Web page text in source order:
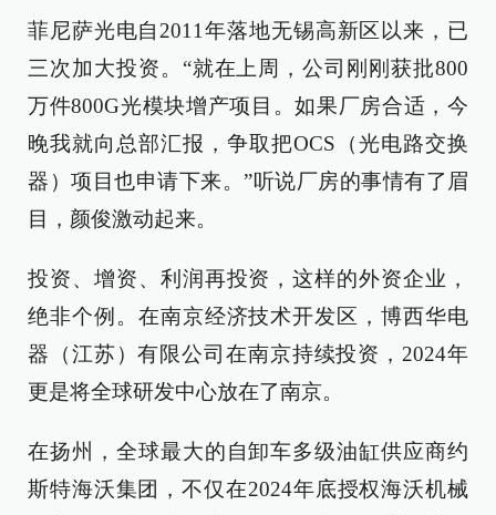
菲尼萨光电自2011年落地无锡高新区以来，已
三次加大投资。“就在上周，公司刚刚获批800
万件800G光模块增产项目。如果厂房合适，今
晚我就向总部汇报，争取把OCS（光电路交换
器）项目也申请下来。”听说厂房的事情有了眉
目，颜俊激动起来。
投资、增资、利润再投资，这样的外资企业，
绝非个例。在南京经济技术开发区，博西华电
器（江苏）有限公司在南京持续投资，2024年
更是将全球研发中心放在了南京。
在扬州，全球最大的自卸车多级油缸供应商约
斯特海沃集团，不仅在2024年底授权海沃机械